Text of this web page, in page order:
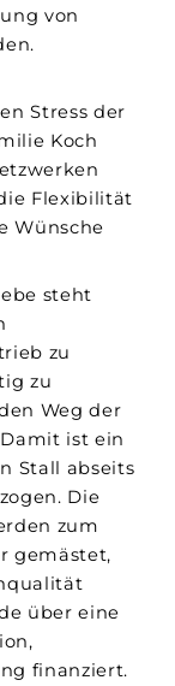
von
Stress der
Koch
Flexibilität
Wünsche
steht
zu
zu
Weg der
ist ein
Stall abseits
Die
zum
gemästet,
über eine
finanziert.